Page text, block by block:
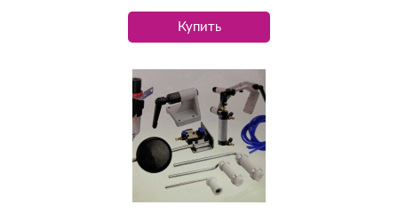
Купить